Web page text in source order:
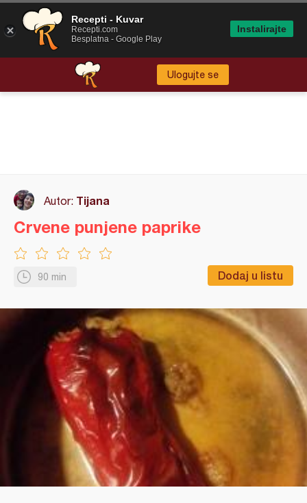
Ulogujte se
Autor: Tijana
90 min Dodaj u listu
Crvene punjene paprike
Recepti - Kuvar
Recepti.com
Besplatna - Google Play
Instalirajte